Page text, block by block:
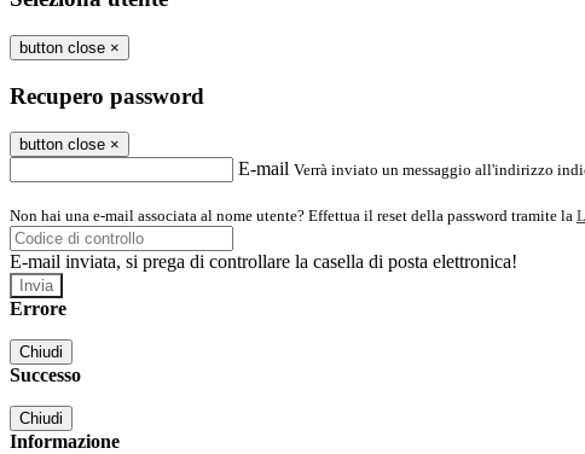
button close ×
Recupero password
button close ×
E-mail Verrà inviato un messaggio all'indirizzo
Non hai una e-mail associata al nome utente? Effettua il reset della password tramite la
E-mail inviata, si prega di controllare la casella di posta elettronica!
Errore
Chiudi
Successo
Chiudi
Informazione